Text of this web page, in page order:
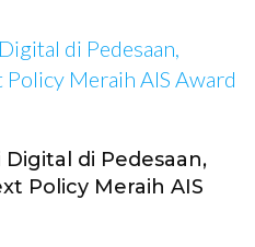
di Pedesaan,
Policy Meraih AIS